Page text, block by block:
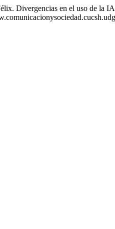
Divergencias en el uso de la IA